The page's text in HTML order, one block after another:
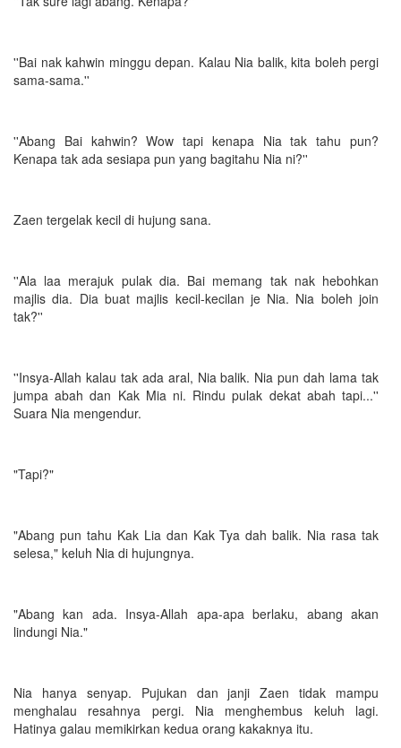
''Bai nak kahwin minggu depan. Kalau Nia balik, kita boleh pergi
sama-sama.''
''Abang Bai kahwin? Wow tapi kenapa Nia tak tahu pun?
Kenapa tak ada sesiapa pun yang bagitahu Nia ni?''
Zaen tergelak kecil di hujung sana.
''Ala laa merajuk pulak dia. Bai memang tak nak hebohkan
majlis dia. Dia buat majlis kecil-kecilan je Nia. Nia boleh join
tak?''
''Insya-Allah kalau tak ada aral, Nia balik. Nia pun dah lama tak
jumpa abah dan Kak Mia ni. Rindu pulak dekat abah tapi...''
Suara Nia mengendur.
"Tapi?"
"Abang pun tahu Kak Lia dan Kak Tya dah balik. Nia rasa tak
selesa," keluh Nia di hujungnya.
"Abang kan ada. Insya-Allah apa-apa berlaku, abang akan
lindungi Nia."
Nia hanya senyap. Pujukan dan janji Zaen tidak mampu
menghalau resahnya pergi. Nia menghembus keluh lagi.
Hatinya galau memikirkan kedua orang kakaknya itu.